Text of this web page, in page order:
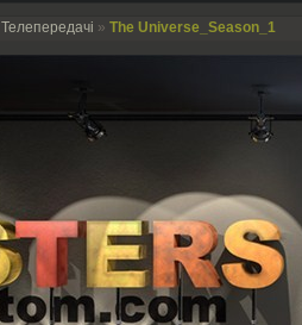
Телепередачі » The Universe_Season_1